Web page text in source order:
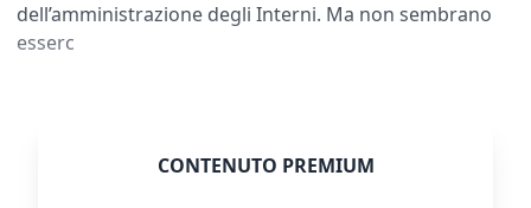
dell’amministrazione degli Interni. Ma non sembrano
esserc
CONTENUTO PREMIUM